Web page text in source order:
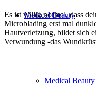
Medical Beauty
Medical Beauty
Es ist völlig normal, dass
Microblading erst mal
Hautverletzung, bildet sich
Verwundung -das